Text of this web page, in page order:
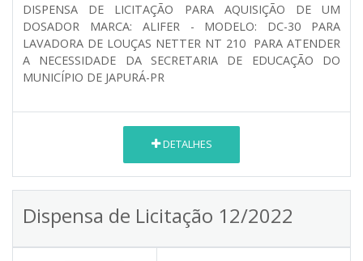
DISPENSA DE LICITAÇÃO PARA AQUISIÇÃO DE UM
DOSADOR MARCA: ALIFER - MODELO: DC-30 PARA
LAVADORA DE LOUÇAS NETTER NT 210 PARA ATENDER
A NECESSIDADE DA SECRETARIA DE EDUCAÇÃO DO
MUNICÍPIO DE JAPURÁ-PR
DETALHES
Dispensa de Licitação 12/2022